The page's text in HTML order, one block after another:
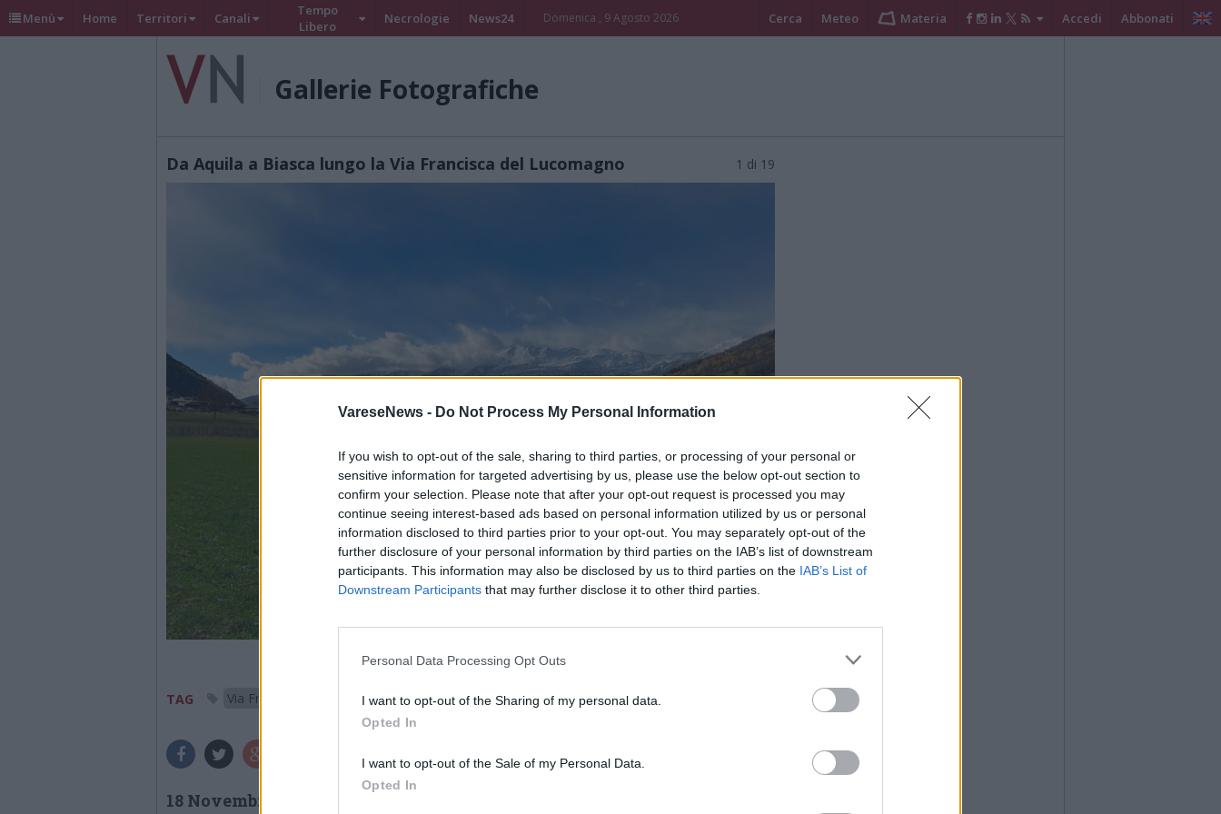
VareseNews - Do Not Process My Personal Information
If you wish to opt-out of the sale, sharing to third parties, or processing of your personal or
sensitive information for targeted advertising by us, please use the below opt-out section to
confirm your selection. Please note that after your opt-out request is processed you may
continue seeing interest-based ads based on personal information utilized by us or personal
information disclosed to third parties prior to your opt-out. You may separately opt-out of the
further disclosure of your personal information by third parties on the IAB’s list of downstream
participants. This information may also be disclosed by us to third parties on the IAB’s List of
Downstream Participants that may further disclose it to other third parties.
Personal Data Processing Opt Outs
I want to opt-out of the Sharing of my personal data.
Opted In
I want to opt-out of the Sale of my Personal Data.
Opted In
Menù Home Territori Canali
Tempo
Libero
Necrologie News24 Domenica , 9 Agosto 2026 Cerca Meteo Materia Accedi Abbonati
Gallerie Fotografiche
Da Aquila a Biasca lungo la Via Francisca del Lucomagno 1 di 19
1 di 19
TAG
Via Francisca del lucumagno
18 Novembre 2023